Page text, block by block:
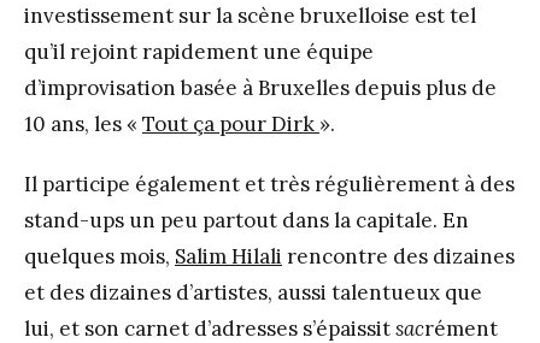
investissement sur la scène bruxelloise est tel
qu’il rejoint rapidement une équipe
d’improvisation basée à Bruxelles depuis plus de
10 ans, les « Tout ça pour Dirk ».
Il participe également et très régulièrement à des
stand-ups un peu partout dans la capitale. En
quelques mois, Salim Hilali rencontre des dizaines
et des dizaines d’artistes, aussi talentueux que
lui, et son carnet d’adresses s’épaissitsacrément